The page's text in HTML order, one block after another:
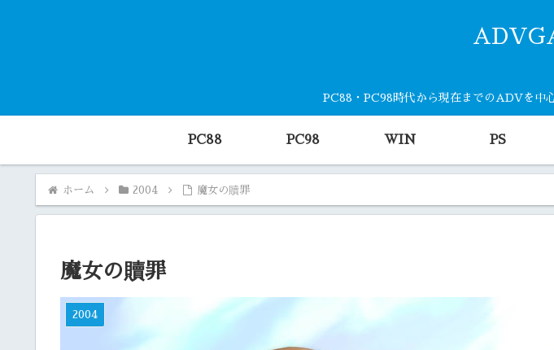
PC88・PC98時代から現在までのADVを中
PC88 PC98 WIN PS
ホーム 2004 魔女の贖罪
魔女の贖罪
2004